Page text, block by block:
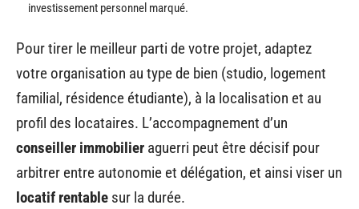
investissement personnel marqué.
Pour tirer le meilleur parti de votre projet, adaptez
votre organisation au type de bien (studio, logement
familial, résidence étudiante), à la localisation et au
profil des locataires. L’accompagnement d’un
conseiller immobilier aguerri peut être décisif pour
arbitrer entre autonomie et délégation, et ainsi viser un
locatif rentable sur la durée.